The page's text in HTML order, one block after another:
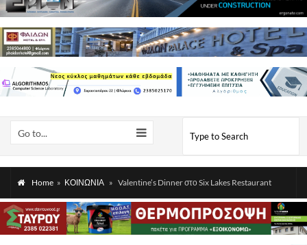
Go to...
Home » ΚΟΙΝΩΝΙΑ » Valentine’s Dinner στο Six Lakes Restaurant